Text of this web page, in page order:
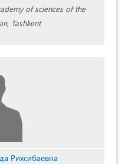
of sciences of the
Tashkent
Рихсибаевна